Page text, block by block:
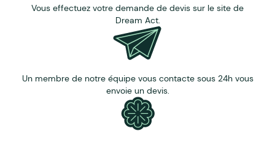
Vous effectuez votre demande de devis sur le site de
Dream Act.
Un membre de notre équipe vous contacte sous 24h vous
envoie un devis.